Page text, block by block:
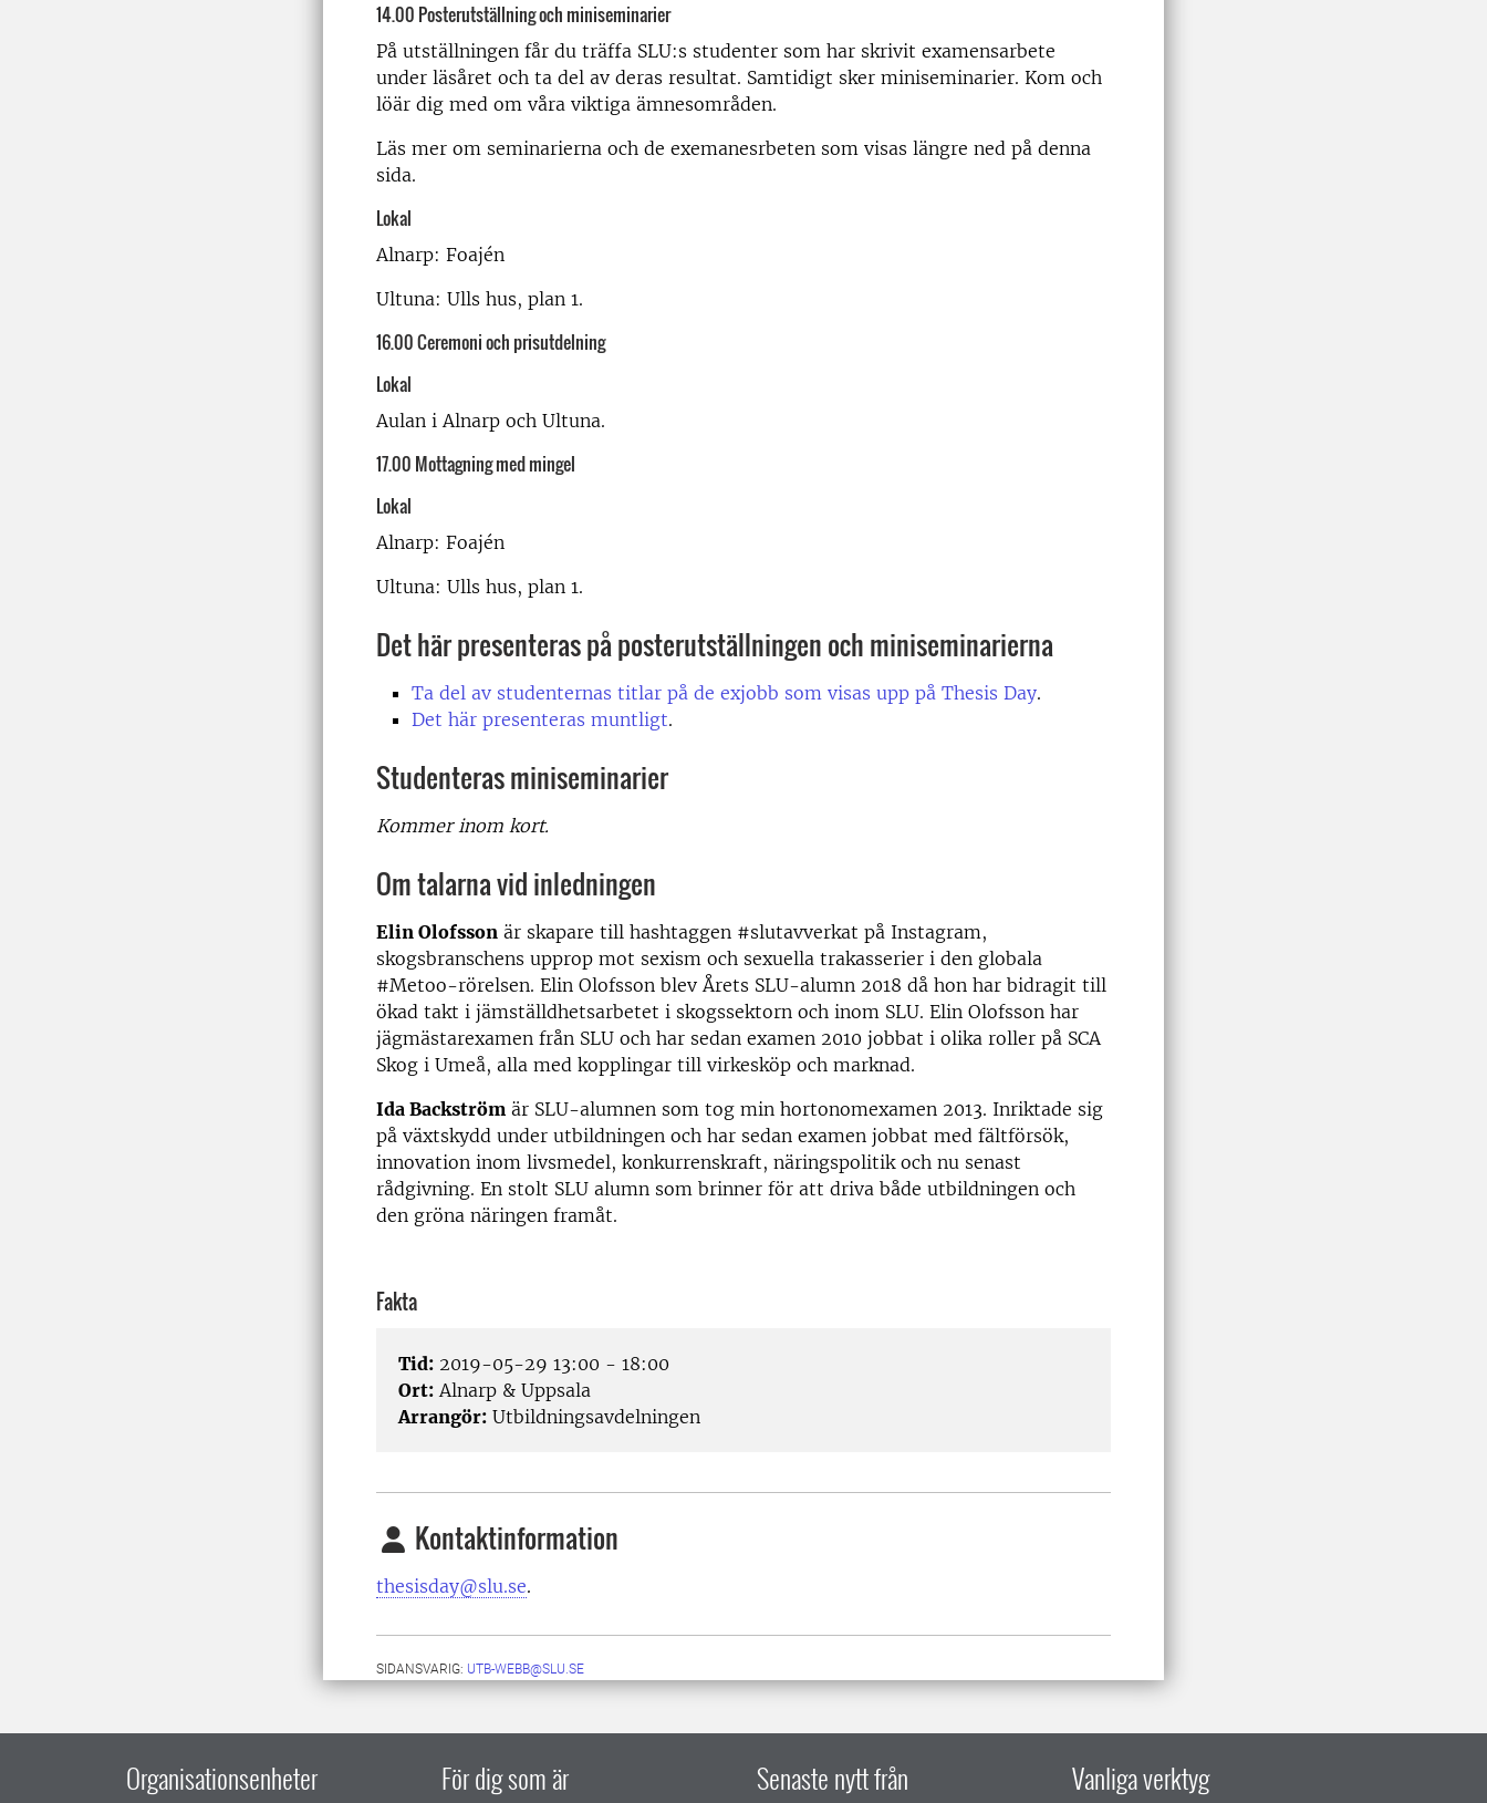
14.00 Posterutställning och miniseminarier
På utställningen får du träffa SLU:s studenter som har skrivit examensarbete
under läsåret och ta del av deras resultat. Samtidigt sker miniseminarier. Kom och
löär dig med om våra viktiga ämnesområden.
Läs mer om seminarierna och de exemanesrbeten som visas längre ned på denna
sida.
Lokal
Alnarp: Foajén
Ultuna: Ulls hus, plan 1.
16.00 Ceremoni och prisutdelning
Lokal
Aulan i Alnarp och Ultuna.
17.00 Mottagning med mingel
Lokal
Alnarp: Foajén
Ultuna: Ulls hus, plan 1.
Det här presenteras på posterutställningen och miniseminarierna
Ta del av studenternas titlar på de exjobb som visas upp på Thesis Day.
Det här presenteras muntligt.
Studenteras miniseminarier
Kommer inom kort.
Om talarna vid inledningen
Elin Olofsson är skapare till hashtaggen #slutavverkat på Instagram,
skogsbranschens upprop mot sexism och sexuella trakasserier i den globala
#Metoo-rörelsen. Elin Olofsson blev Årets SLU-alumn 2018 då hon har bidragit till
ökad takt i jämställdhetsarbetet i skogssektorn och inom SLU. Elin Olofsson har
jägmästarexamen från SLU och har sedan examen 2010 jobbat i olika roller på SCA
Skog i Umeå, alla med kopplingar till virkesköp och marknad.
Ida Backström är SLU-alumnen som tog min hortonomexamen 2013. Inriktade sig
på växtskydd under utbildningen och har sedan examen jobbat med fältförsök,
innovation inom livsmedel, konkurrenskraft, näringspolitik och nu senast
rådgivning. En stolt SLU alumn som brinner för att driva både utbildningen och
den gröna näringen framåt.
Fakta
Tid: 2019-05-29 13:00 - 18:00
Ort: Alnarp & Uppsala
Arrangör: Utbildningsavdelningen
Kontaktinformation
thesisday@slu.se.
SIDANSVARIG: UTB-WEBB@SLU.SE
Organisationsenheter För dig som är Senaste nytt från Vanliga verktyg